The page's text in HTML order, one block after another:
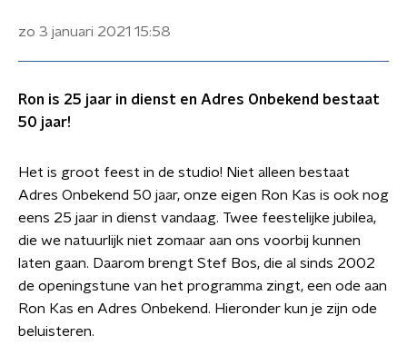
zo 3 januari 2021 15:58
Ron is 25 jaar in dienst en Adres Onbekend bestaat
50 jaar!
Het is groot feest in de studio! Niet alleen bestaat
Adres Onbekend 50 jaar, onze eigen Ron Kas is ook nog
eens 25 jaar in dienst vandaag. Twee feestelijke jubilea,
die we natuurlijk niet zomaar aan ons voorbij kunnen
laten gaan. Daarom brengt Stef Bos, die al sinds 2002
de openingstune van het programma zingt, een ode aan
Ron Kas en Adres Onbekend. Hieronder kun je zijn ode
beluisteren.